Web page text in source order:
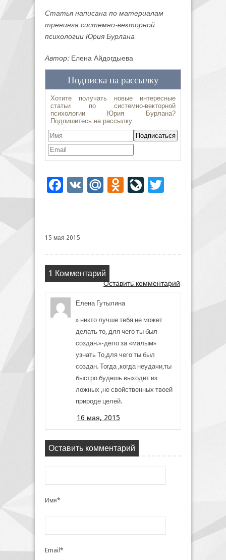
Статья написана по материалам
тренинга системно-векторной
психологии Юрия Бурлана
Автор:Елена Айдогдыева
Facebook
VK Mail.Ru Odnoklassniki
LiveJournal
15 мая 2015
1 Комментарий
Оставить комментарий
Елена Гутылина
» никто лучше тебя не может
делать то, для чего ты был
создан.»-дело за «малым»
узнать То,для чего ты был
создан. Тогда ,когда неудачи,ты
быстро будешь выходит из
ложных ,не свойственных твоей
природе целей.
16 мая, 2015
Оставить комментарий
Имя*
Email*